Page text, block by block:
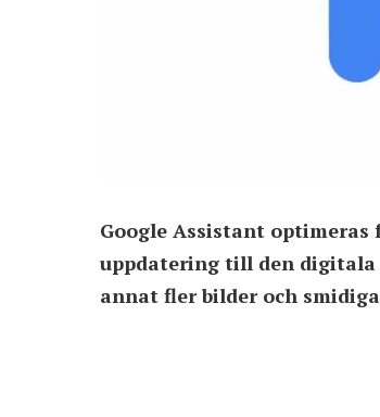
Google Assistant
uppdatering till den
annat fler bilder och